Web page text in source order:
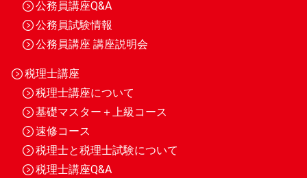
公務員講座Q&A
公務員試験情報
公務員講座 講座説明会
税理士講座
税理士講座について
基礎マスター＋上級コース
速修コース
税理士と税理士試験について
税理士講座Q&A